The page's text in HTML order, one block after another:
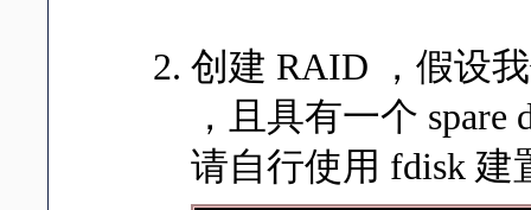
创建 RAID ，假设
，且具有一个
请自行使用 fdisk 建